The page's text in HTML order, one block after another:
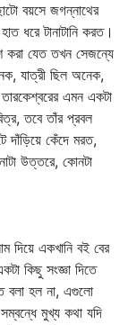
বয়সে জগন্নাথের
ধরে টানাটানি করত।
করা যেত তখন সেজন্যে
যাত্রী ছিল অনেক,
এমন একটা
তবে তাঁর প্রবল
দাঁড়িয়ে কেঁদে মরত,
উত্তরে, কোনটা
একখানি বই বের
কিছু সংজ্ঞা দিতে
বলা হল না, এগুলো
মুখ্য কথা যদি